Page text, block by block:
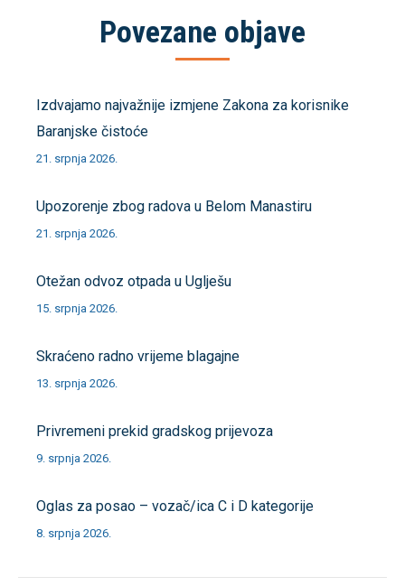
Povezane objave
Izdvajamo najvažnije izmjene Zakona za korisnike
Baranjske čistoće
21. srpnja 2026.
Upozorenje zbog radova u Belom Manastiru
21. srpnja 2026.
Otežan odvoz otpada u Uglješu
15. srpnja 2026.
Skraćeno radno vrijeme blagajne
13. srpnja 2026.
Privremeni prekid gradskog prijevoza
9. srpnja 2026.
Oglas za posao – vozač/ica C i D kategorije
8. srpnja 2026.